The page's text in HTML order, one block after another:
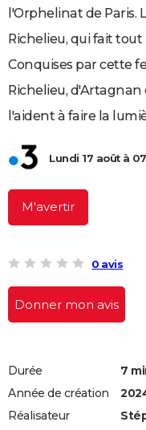
Destinations
City break
Voyage nature
Voyage de noces
Forum
Climat
+PHOTO
BONS PLANS
CARTE DE VOEUX
Carte de Noël
Carte Bonne année
Carte Saint-Valentin
Carte Pâques
Carte d'anniversaire
DICTIONNAIRE
COPAINS D'AVANT
Bricolage
Lifestyle
Culture
Sport
Auto
Television
Voyage
Cinema
l'Orphelinat de Paris.
Richelieu, qui fait
Conquises par cette
Richelieu, d'Artagnan
l'aident à faire la
Lundi 17 août à
M'avertir
0 avis
Donner mon avis
Durée
7
Année de création
Réalisateur